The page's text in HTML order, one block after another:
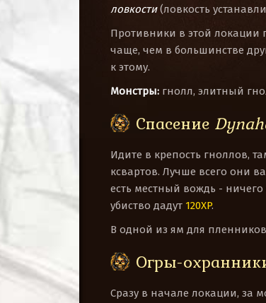
ловкости(ловкость
Противники в этой локации
чаще, чем в большинстве
к этому.
Монстры: гнолл, элитный
Спасение
Идите в крепость гноллов,
ксвартов. Лучше всего они
есть местный вождь - ничего
убиство дадут 120XP.
В одной из ям для
Огры-
Сразу в начале локации, за